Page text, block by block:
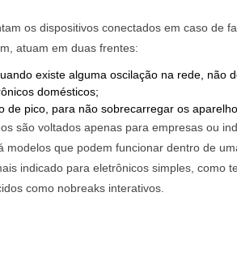
os dispositivos conectados em caso de
atuam em duas frentes:
existe alguma oscilação na rede, não
domésticos;
de pico, para não sobrecarregar os
são voltados apenas para empresas ou
que podem funcionar dentro de
indicado para eletrônicos simples, como
como nobreaks interativos.